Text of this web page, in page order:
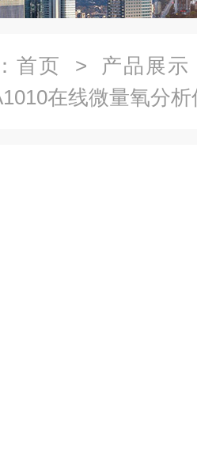
首页 > 产品展示
在线微量氧分